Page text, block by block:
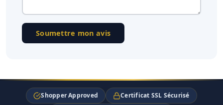
Soumettre mon avis
Shopper Approved
Certificat SSL Sécurisé